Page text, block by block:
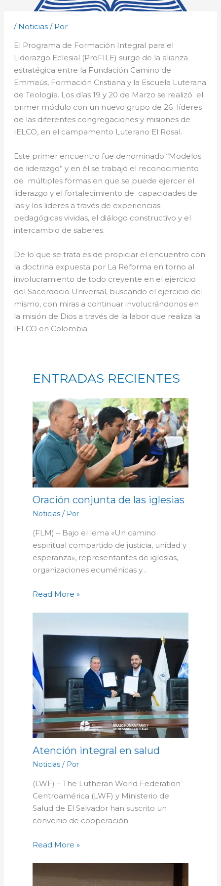
/ Noticias / Por
El Programa de Formación Integral para el
Liderazgo Eclesial (ProFILE) surge de la alianza
estratégica entre la Fundación Camino de
Emmaús, Formación Cristiana y la Escuela Luterana
de Teología. Los días 19 y 20 de Marzo se realizó el
primer módulo con un nuevo grupo de 26 líderes
de las diferentes congregaciones y misiones de
IELCO, en el campamento Luterano El Rosal.
Este primer encuentro fue denominado “Modelos
de liderazgo” y en él se trabajó el reconocimiento
de múltiples formas en que se puede ejercer el
liderazgo y el fortalecimiento de capacidades de
las y los lideres a través de experiencias
pedagógicas vividas, el diálogo constructivo y el
intercambio de saberes.
De lo que se trata es de propiciar el encuentro con
la doctrina expuesta por La Reforma en torno al
involucramiento de todo creyente en el ejercicio
del Sacerdocio Universal, buscando el ejercicio del
mismo, con miras a continuar involucrándonos en
la misión de Dios a través de la labor que realiza la
IELCO en Colombia.
ENTRADAS RECIENTES
Oración conjunta de las iglesias
Noticias/ Por
(FLM) – Bajo el lema «Un camino
espiritual compartido de justicia, unidad y
esperanza», representantes de iglesias,
organizaciones ecuménicas y…
Read More »
Atención integral en salud
Noticias/ Por
(LWF) – The Lutheran World Federation
Centroamérica (LWF) y Ministerio de
Salud de El Salvador han suscrito un
convenio de cooperación…
Read More »